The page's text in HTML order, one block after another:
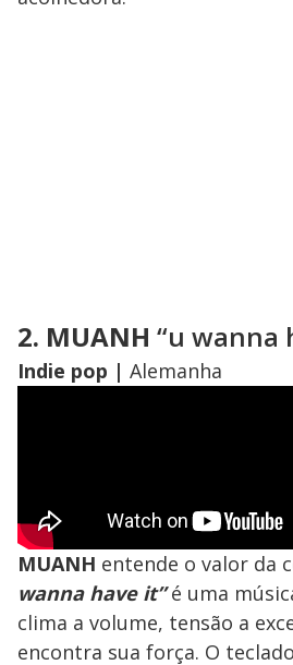
2. MUANH “u wanna
Indie pop | Alemanha
MUANH entende o valor da
wanna have it”é uma
clima a volume, tensão a
encontra sua força. O